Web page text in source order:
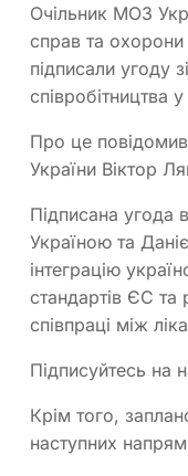
Очільник МОЗ
справ та охорони
підписали угоду
співробітництва
Про це повідомив
України Віктор
Підписана угода
Україною та
інтеграцію
стандартів ЄС та
співпраці між
Підписуйтесь на
Крім того,
наступних